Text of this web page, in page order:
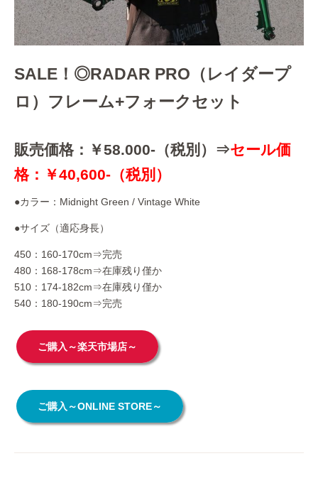
SALE！◎RADAR PRO（レイダープ
ロ）フレーム+フォークセット
販売価格：￥58.000-（税別）⇒セール価
格：￥40,600-（税別）
●カラー：Midnight Green / Vintage White
●サイズ（適応身長）
450：160-170cm⇒完売
480：168-178cm⇒在庫残り僅か
510：174-182cm⇒在庫残り僅か
540：180-190cm⇒完売
ご購入～楽天市場店～
ご購入～ONLINE STORE～